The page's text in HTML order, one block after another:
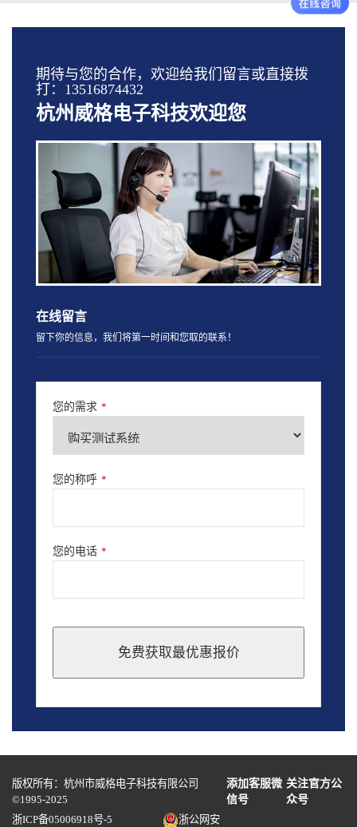
期待与您的合作，欢迎给我们留言或直接拨
打：13516874432
杭州威格电子科技欢迎您
在线留言
留下你的信息，我们将第一时间和您取的联系！
您的需求 *
您的称呼 *
您的电话 *
免费获取最优惠报价
should
blank
版权所有：杭州市威格电子科技有限公司
©1995-2025
添加客服微
信号
关注官方公
众号
浙ICP备05006918号-5
浙公网安